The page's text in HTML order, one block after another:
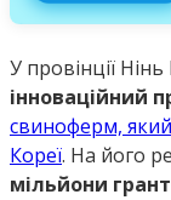
У провінції Нінь
інноваційний
свиноферм,
Кореї. На його
мільйони